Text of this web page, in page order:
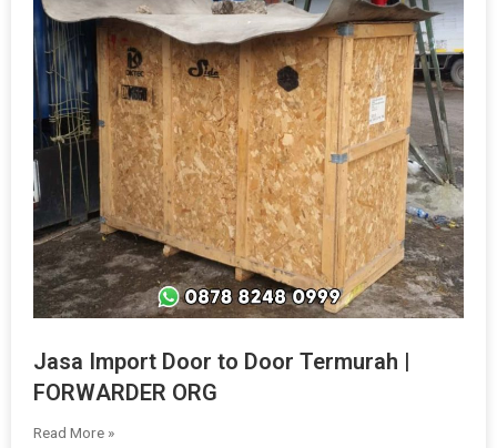
Jasa Import Door to Door Termurah |
FORWARDER ORG
Read More »